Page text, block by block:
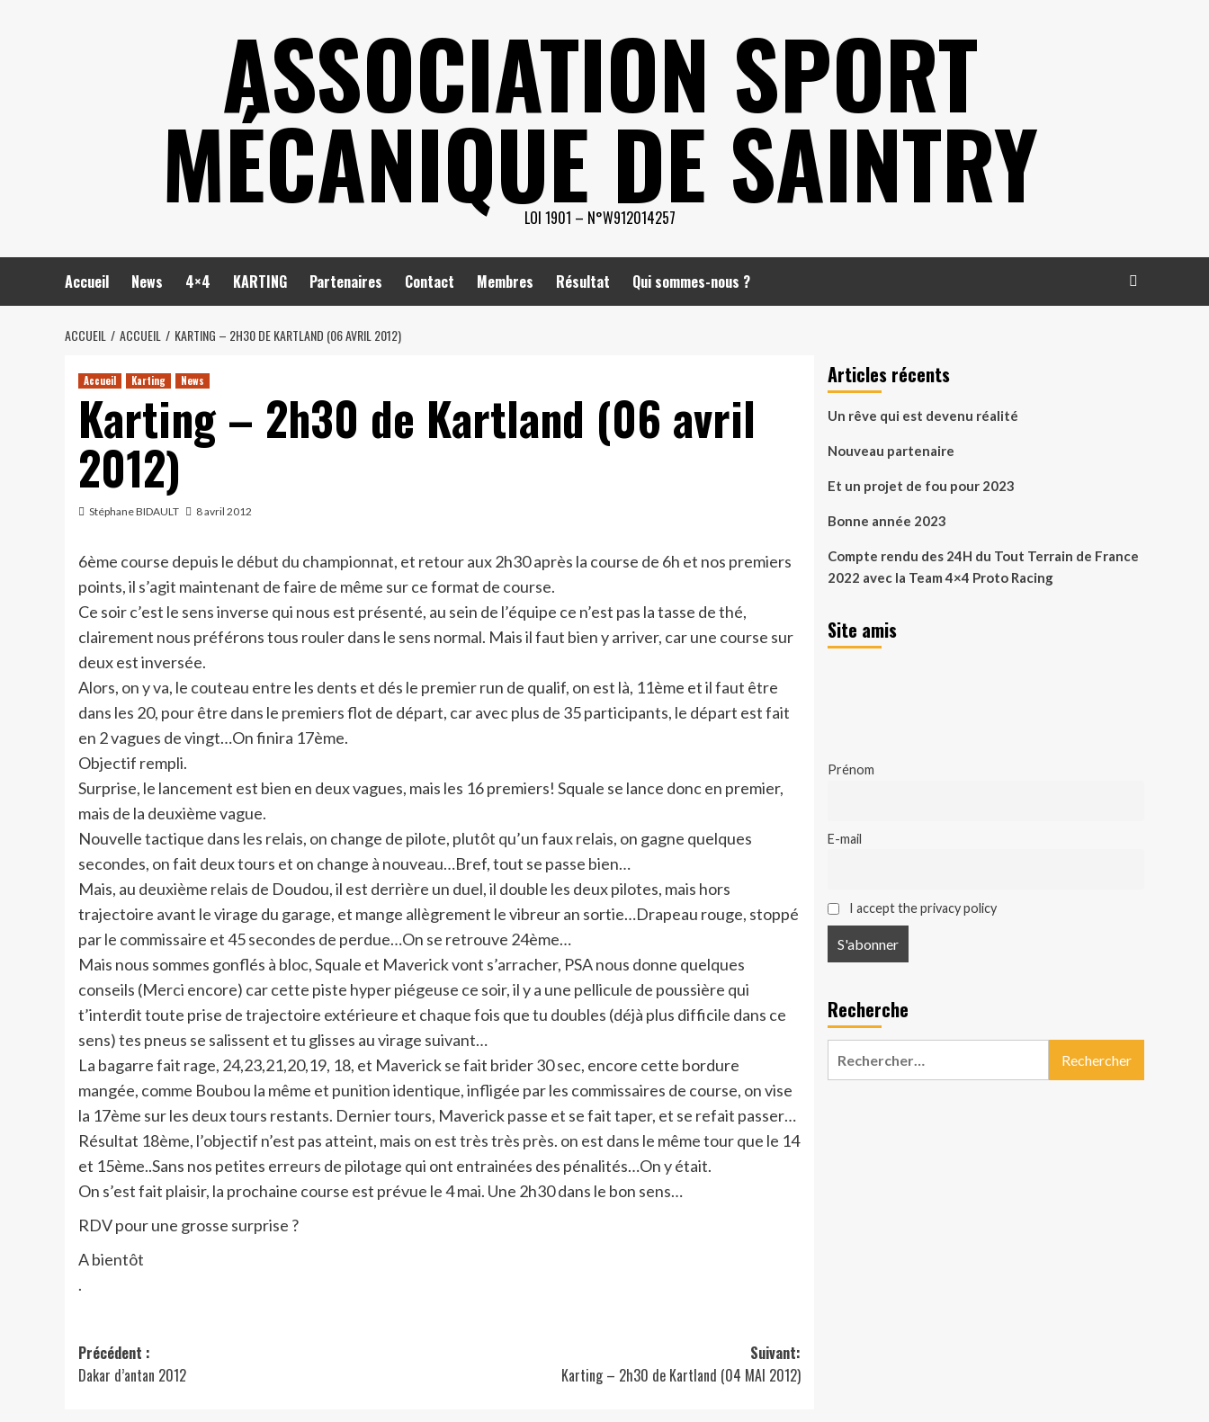
ASSOCIATION SPORT
MÉCANIQUE DE SAINTRY
LOI 1901 – N°W912014257
Accueil News 4×4 KARTING Partenaires Contact Membres Résultat Qui sommes-nous ?
ACCUEIL ACCUEIL KARTING – 2H30 DE KARTLAND (06 AVRIL 2012)
Accueil Karting News
Karting – 2h30 de Kartland (06 avril
2012)
Stéphane BIDAULT 8 avril 2012
6ème course depuis le début du championnat, et retour aux 2h30 après la course de 6h et nos premiers
points, il s’agit maintenant de faire de même sur ce format de course.
Ce soir c’est le sens inverse qui nous est présenté, au sein de l’équipe ce n’est pas la tasse de thé,
clairement nous préférons tous rouler dans le sens normal. Mais il faut bien y arriver, car une course sur
deux est inversée.
Alors, on y va, le couteau entre les dents et dés le premier run de qualif, on est là, 11ème et il faut être
dans les 20, pour être dans le premiers flot de départ, car avec plus de 35 participants, le départ est fait
en 2 vagues de vingt…On finira 17ème.
Objectif rempli.
Surprise, le lancement est bien en deux vagues, mais les 16 premiers! Squale se lance donc en premier,
mais de la deuxième vague.
Nouvelle tactique dans les relais, on change de pilote, plutôt qu’un faux relais, on gagne quelques
secondes, on fait deux tours et on change à nouveau…Bref, tout se passe bien…
Mais, au deuxième relais de Doudou, il est derrière un duel, il double les deux pilotes, mais hors
trajectoire avant le virage du garage, et mange allègrement le vibreur an sortie…Drapeau rouge, stoppé
par le commissaire et 45 secondes de perdue…On se retrouve 24ème…
Mais nous sommes gonflés à bloc, Squale et Maverick vont s’arracher, PSA nous donne quelques
conseils (Merci encore) car cette piste hyper piégeuse ce soir, il y a une pellicule de poussière qui
t’interdit toute prise de trajectoire extérieure et chaque fois que tu doubles (déjà plus difficile dans ce
sens) tes pneus se salissent et tu glisses au virage suivant…
La bagarre fait rage, 24,23,21,20,19, 18, et Maverick se fait brider 30 sec, encore cette bordure
mangée, comme Boubou la même et punition identique, infligée par les commissaires de course, on vise
la 17ème sur les deux tours restants. Dernier tours, Maverick passe et se fait taper, et se refait passer…
Résultat 18ème, l’objectif n’est pas atteint, mais on est très très près. on est dans le même tour que le 14
et 15ème..Sans nos petites erreurs de pilotage qui ont entrainées des pénalités…On y était.
On s’est fait plaisir, la prochaine course est prévue le 4 mai. Une 2h30 dans le bon sens…
RDV pour une grosse surprise ?
A bientôt
.
Navigation
d’article
Précédent :
Dakar d’antan 2012
Suivant:
Karting – 2h30 de Kartland (04 MAI 2012)
Articles récents
Un rêve qui est devenu réalité
Nouveau partenaire
Et un projet de fou pour 2023
Bonne année 2023
Compte rendu des 24H du Tout Terrain de France
2022 avec la Team 4×4 Proto Racing
Site amis
Prénom
E-mail
I accept the privacy policy
Recherche